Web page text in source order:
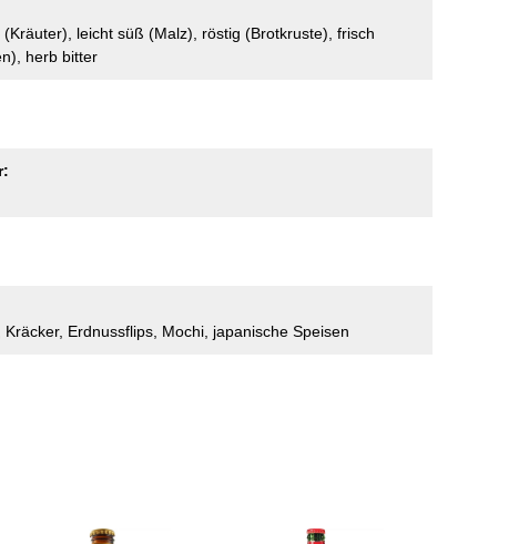
(Kräuter), leicht süß (Malz), röstig (Brotkruste), frisch
herb bitter
Kräcker, Erdnussflips, Mochi, japanische Speisen